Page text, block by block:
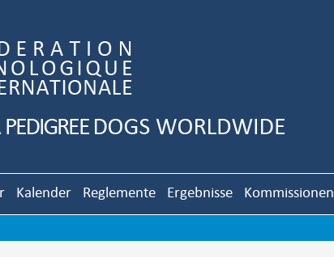
Kalender Reglemente Ergebnisse Kommissionen